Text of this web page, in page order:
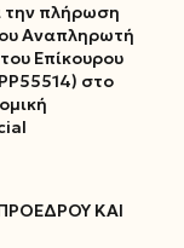
την πλήρωση
Αναπληρωτή
Επίκουρου
στο
ΚΑΙ